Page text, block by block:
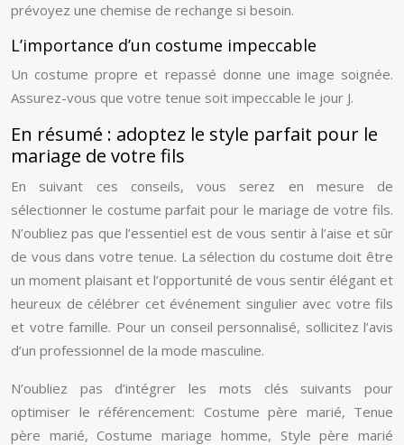
prévoyez une chemise de rechange si besoin.
L’importance d’un costume impeccable
Un costume propre et repassé donne une image soignée.
Assurez-vous que votre tenue soit impeccable le jour J.
En résumé : adoptez le style parfait pour le
mariage de votre fils
En suivant ces conseils, vous serez en mesure de
sélectionner le costume parfait pour le mariage de votre fils.
N’oubliez pas que l’essentiel est de vous sentir à l’aise et sûr
de vous dans votre tenue. La sélection du costume doit être
un moment plaisant et l’opportunité de vous sentir élégant et
heureux de célébrer cet événement singulier avec votre fils
et votre famille. Pour un conseil personnalisé, sollicitez l’avis
d’un professionnel de la mode masculine.
N’oubliez pas d’intégrer les mots clés suivants pour
optimiser le référencement: Costume père marié, Tenue
père marié, Costume mariage homme, Style père marié